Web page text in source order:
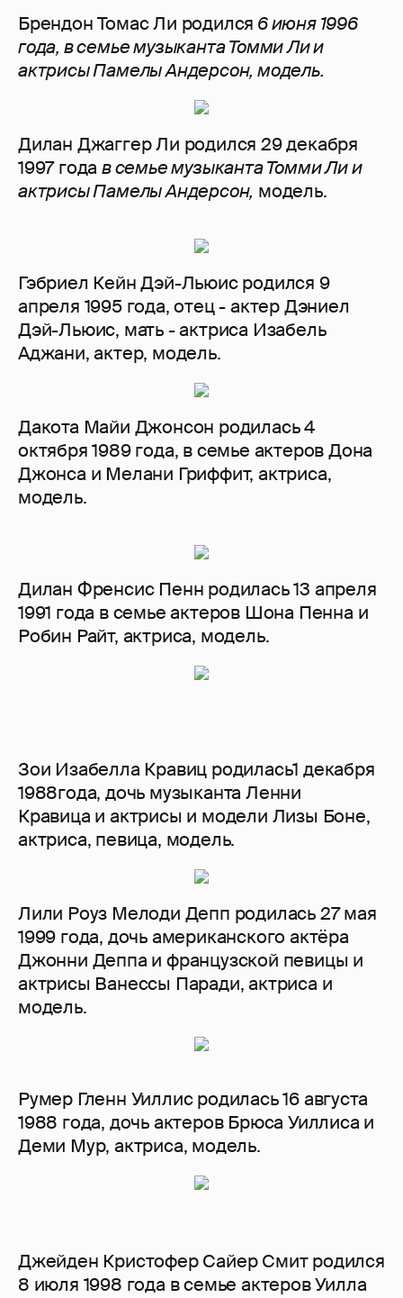
Брендон Томас Ли родился 6 июня 1996
года, в семье музыканта Томми Ли и
актрисы Памелы Андерсон, модель.
Дилан Джаггер Ли родился 29 декабря
1997 годав семье музыканта Томми Ли и
актрисы Памелы Андерсон, модель.
Гэбриел Кейн Дэй-Льюис родился 9
апреля 1995 года, отец - актер Дэниел
Дэй-Льюис, мать - актриса Изабель
Аджани, актер, модель.
Дакота Майи Джонсон родилась 4
октября 1989 года, в семье актеров Дона
Джонса и Мелани Гриффит, актриса,
модель.
Дилан Френсис Пенн родилась 13 апреля
1991 года в семье актеров Шона Пенна и
Робин Райт, актриса, модель.
Зои Изабелла Кравиц родилась1 декабря
1988года, дочь музыканта Ленни
Кравица и актрисы и модели Лизы Боне,
актриса, певица, модель.
Лили Роуз Мелоди Депп родилась 27 мая
1999 года, дочь американского актёра
Джонни Деппа и французской певицы и
актрисы Ванессы Паради, актриса и
модель.
Румер Гленн Уиллис родилась 16 августа
1988 года, дочь актеров Брюса Уиллиса и
Деми Мур, актриса, модель.
Джейден Кристофер Сайер Смит родился
8 июля 1998 года в семье актеров Уилла